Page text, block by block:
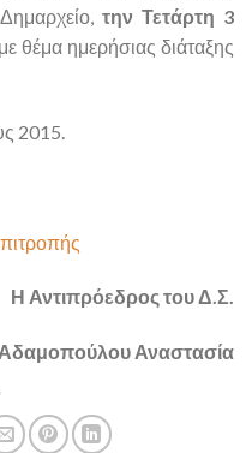
την Τετάρτη 3
θέμα ημερήσιας διάταξης
2015.
Η Αντιπρόεδρος του Δ.Σ.
Αδαμοπούλου Αναστασία